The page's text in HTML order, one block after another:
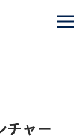
チャー